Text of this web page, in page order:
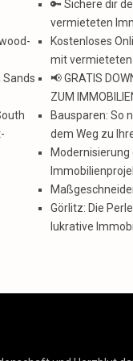
Sands
🔑 Sichere dir
vermieteten
Kostenloses
mit
📢 GRATIS
ZUM
Bausparen: So
dem Weg zu
Görlitz: Die
lukrative